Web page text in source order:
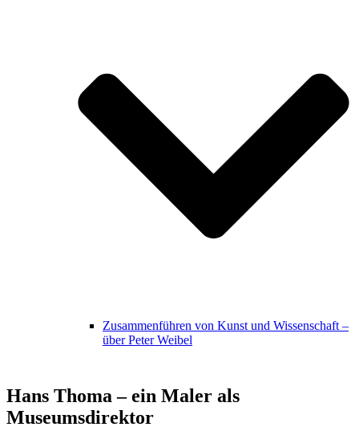
Zusammenführen von Kunst und Wissenschaft –
über Peter Weibel
Hans Thoma – ein Maler als
Museumsdirektor